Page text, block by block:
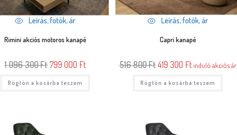
Leírás, fotók, ár
Rimini akciós motoros kanapé
1 096 300Ft799 000 Ft
Rögtön a kosárba teszem
Leírás, fotók, ár
Capri kanapé
516 800Ft419 300 Ftinduló akciós ár
Rögtön a kosárba teszem